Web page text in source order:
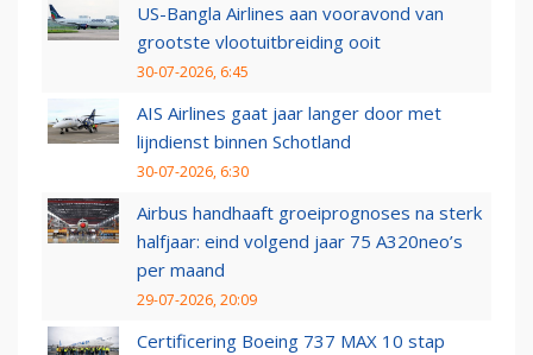
US-Bangla Airlines aan vooravond van
grootste vlootuitbreiding ooit
30-07-2026, 6:45
AIS Airlines gaat jaar langer door met
lijndienst binnen Schotland
30-07-2026, 6:30
Airbus handhaaft groeiprognoses na sterk
halfjaar: eind volgend jaar 75 A320neo’s
per maand
29-07-2026, 20:09
Certificering Boeing 737 MAX 10 stap